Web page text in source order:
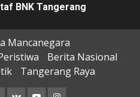
BNK Tangerang
Mancanegara
Berita Nasional
Tangerang Raya